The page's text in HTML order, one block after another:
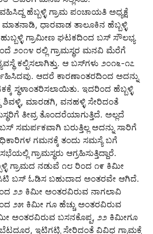
ಹೆಬ್ಬಳ್ಳಿ ಗ್ರಾಮ ಪಂಚಾಯತಿ ಅಧ್ಯಕ್ಷೆ
ಧಾರವಾಡ ತಾಲೂಕಿನ ಹೆಬ್ಬಳ್ಳಿ
ಹುಬ್ಬಳ್ಳಿ ಗ್ರಾಮೀಣ ಘಟಕದಿಂದ ಬಸ್ ಸೌಲಭ್ಯ
೨೦೧೪ ರಲ್ಲಿ ಗ್ರಾಮಸ್ಥರ ಮನವಿ ಮೆರೆಗೆ
ಕಲ್ಪಿಸಲಾಗಿತ್ತು. ಆ ಬಸ್‌ಗಳು ೨೦೧೬-೧೭
ಆದರೆ ಕಾರಣಾಂತರದಿಂದ ಅದನ್ನು
ಸ್ಥಳಾಂತರಿಸಲಾಯಿತು. ಇದರಿಂದ ಹೆಬ್ಬಳ್ಳಿ
ಮಾರಡಗಿ, ವನಹಳ್ಳಿ ಸೇರಿದಂತೆ
ತೀವ್ರ ತೊಂದರೆಯಾಗುತ್ತಿದೆ. ಅಲ್ಲದೆ
ಬಸ್ ಸಮರ್ಪಕವಾಗಿ ಬರುತ್ತಿಲ್ಲ ಅದನ್ನು ಸಾರಿಗೆ
ಗಮನಕ್ಕೆ ತಂದು ಸಮಸ್ಯೆ ಬಗೆ
ಗ್ರಾಮಸ್ಥರು ಆಗ್ರಹಿಸುತ್ತಿದ್ದಾರೆ.
ಗ್ರಾಮದ ನಡುವೆ ೧೮ ರಿಂದ ೧೯ ಕಿಮೀ
ಬಸ್ ಓಡಿಸ ಬಹುದಾದ ಅಂತರವೇ ಆಗಿದೆ.
೨೨ ಕಿಮೀ ಅಂತರವಿರುವ ನಾಗಲಾವಿ
೨೫ ಕಿಮೀ ಗೂ ಹೆಚ್ಚು ಅಂತರವಿರುವ
ಅಂತರವಿರುವ ಬಸನಕೊಪ್ಪ, ೨೨ ಕಿಮೀಗೂ
ಬೆಟದೂರ, ಇಟಿಗಟ್ಟಿ ಸೇರಿದಂತೆ ವಿವಿಧ ಗ್ರಾಮಕ್ಕೆ